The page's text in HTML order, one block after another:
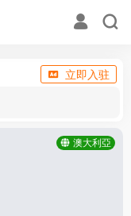
立即入驻
澳大利亞